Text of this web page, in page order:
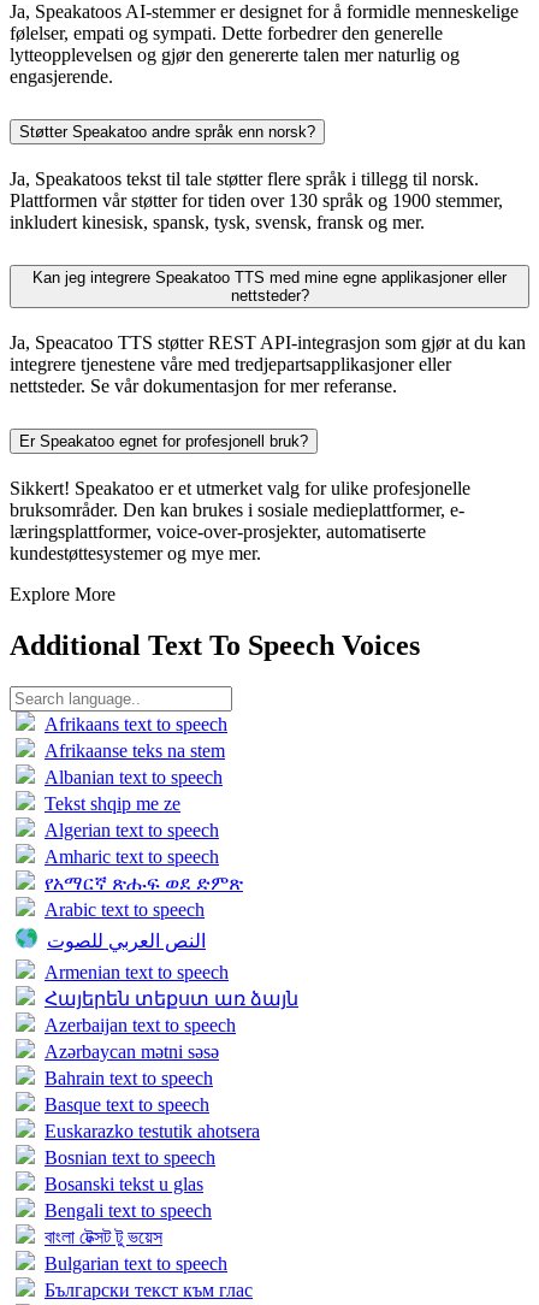
Ja, Speakatoos AI-stemmer er designet for å formidle menneskelige
følelser, empati og sympati. Dette forbedrer den generelle
lytteopplevelsen og gjør den genererte talen mer naturlig og
engasjerende.
Støtter Speakatoo andre språk enn norsk?
Ja, Speakatoos tekst til tale støtter flere språk i tillegg til norsk.
Plattformen vår støtter for tiden over 130 språk og 1900 stemmer,
inkludert kinesisk, spansk, tysk, svensk, fransk og mer.
Kan jeg integrere Speakatoo TTS med mine egne applikasjoner eller
nettsteder?
Ja, Speacatoo TTS støtter REST API-integrasjon som gjør at du kan
integrere tjenestene våre med tredjepartsapplikasjoner eller
nettsteder. Se vår dokumentasjon for mer referanse.
Er Speakatoo egnet for profesjonell bruk?
Sikkert! Speakatoo er et utmerket valg for ulike profesjonelle
bruksområder. Den kan brukes i sosiale medieplattformer, e-
læringsplattformer, voice-over-prosjekter, automatiserte
kundestøttesystemer og mye mer.
Explore More
Additional Text To Speech Voices
Afrikaans text to speech
Afrikaanse teks na stem
Albanian text to speech
Tekst shqip me ze
Algerian text to speech
Amharic text to speech
የአማርኛ ጽሑፍ ወደ ድምጽ
Arabic text to speech
النص العربي للصوت
Armenian text to speech
Հայերեն տեքստ առ ձայն
Azerbaijan text to speech
Azərbaycan mətni səsə
Bahrain text to speech
Basque text to speech
Euskarazko testutik ahotsera
Bosnian text to speech
Bosanski tekst u glas
Bengali text to speech
বাংলা টেক্সট টু ভয়েস
Bulgarian text to speech
Български текст към глас